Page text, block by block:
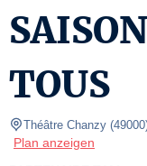
TOUS
Théâtre Chanzy (49000
Plan anzeigen